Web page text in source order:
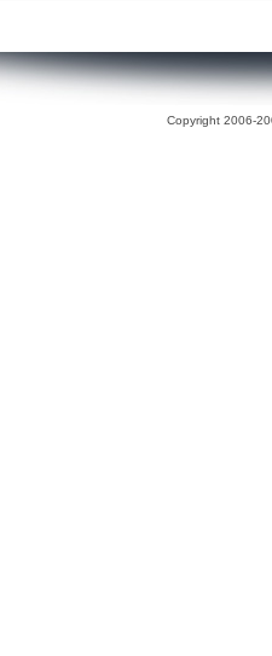
Copyright 2006-